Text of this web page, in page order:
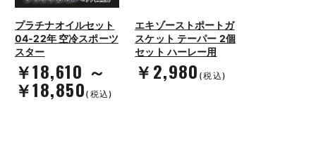
プラチナオイルセット
04-22年 空冷スポーツ
スター
￥18,610 ～
￥18,850 (税込)
エキゾーストポートガ
スケット テーパー 2個
セット ハーレー用
￥2,980 (税込)